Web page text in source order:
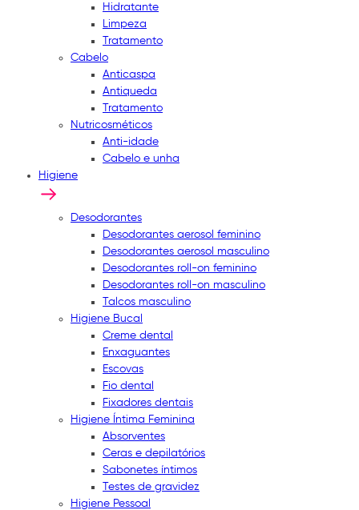
Hidratante
Limpeza
Tratamento
Cabelo
Anticaspa
Antiqueda
Tratamento
Nutricosméticos
Anti-idade
Cabelo e unha
Higiene
Desodorantes
Desodorantes aerosol feminino
Desodorantes aerosol masculino
Desodorantes roll-on feminino
Desodorantes roll-on masculino
Talcos masculino
Higiene Bucal
Creme dental
Enxaguantes
Escovas
Fio dental
Fixadores dentais
Higiene Íntima Feminina
Absorventes
Ceras e depilatórios
Sabonetes íntimos
Testes de gravidez
Higiene Pessoal